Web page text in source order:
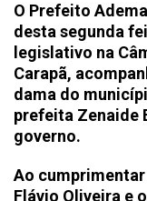
O Prefeito
desta segunda
legislativo na
Carapã,
dama do
prefeita Zenaide
governo.
Ao
Flávio Oliveira e